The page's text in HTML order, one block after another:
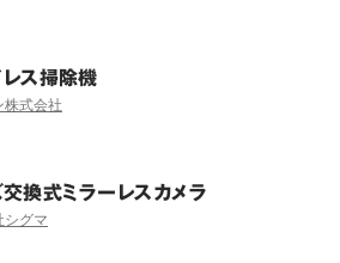
ス掃除機
株式会社
交換式ミラーレスカメラ
シグマ